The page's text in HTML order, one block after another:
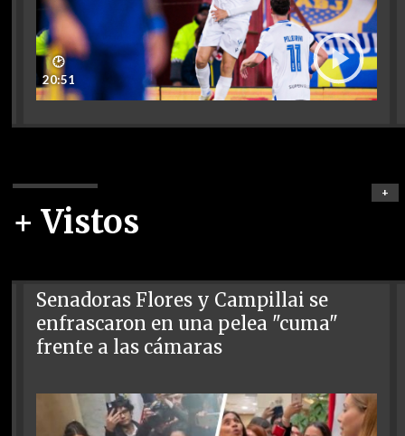
🕑
20:51
+ Vistos
+
Senadoras Flores y Campillai se
enfrascaron en una pelea "cuma"
frente a las cámaras